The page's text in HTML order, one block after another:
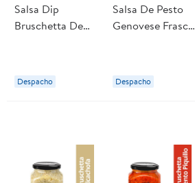
Salsa Dip
Bruschetta De
Despacho
Salsa De Pesto
Genovese Frasco
Despacho